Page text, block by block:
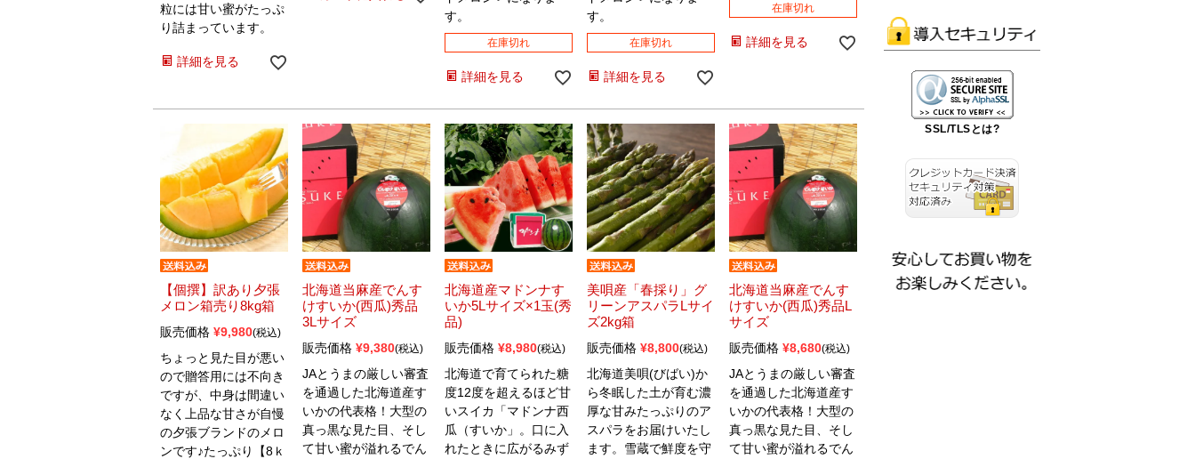
粒には甘い蜜がたっぷ
り詰まっています。
詳細を見る
す。
在庫切れ
詳細を見る
す。
在庫切れ
詳細を見る
在庫切れ
詳細を見る
【個撰】訳あり夕張
メロン箱売り8kg箱
販売価格 ¥9,980 税込
ちょっと見た目が悪い
ので贈答用には不向き
ですが、中身は間違い
なく上品な甘さが自慢
の夕張ブランドのメロ
ンです♪たっぷり【8ｋ
北海道当麻産でんす
けすいか(西瓜)秀品
3Lサイズ
販売価格 ¥9,380 税込
JAとうまの厳しい審査
を通過した北海道産す
いかの代表格！大型の
真っ黒な見た目、そし
て甘い蜜が溢れるでん
北海道産マドンナす
いか5Lサイズ×1玉(秀
品)
販売価格 ¥8,980 税込
北海道で育てられた糖
度12度を超えるほど甘
いスイカ「マドンナ西
瓜（すいか」。口に入
れたときに広がるみず
美唄産「春採り」グ
リーンアスパラLサイ
ズ2kg箱
販売価格 ¥8,800 税込
北海道美唄(びばい)か
ら冬眠した土が育む濃
厚な甘みたっぷりのア
スパラをお届けいたし
ます。雪蔵で鮮度を守
北海道当麻産でんす
けすいか(西瓜)秀品L
サイズ
販売価格 ¥8,680 税込
JAとうまの厳しい審査
を通過した北海道産す
いかの代表格！大型の
真っ黒な見た目、そし
て甘い蜜が溢れるでん
SSL/TLSとは?